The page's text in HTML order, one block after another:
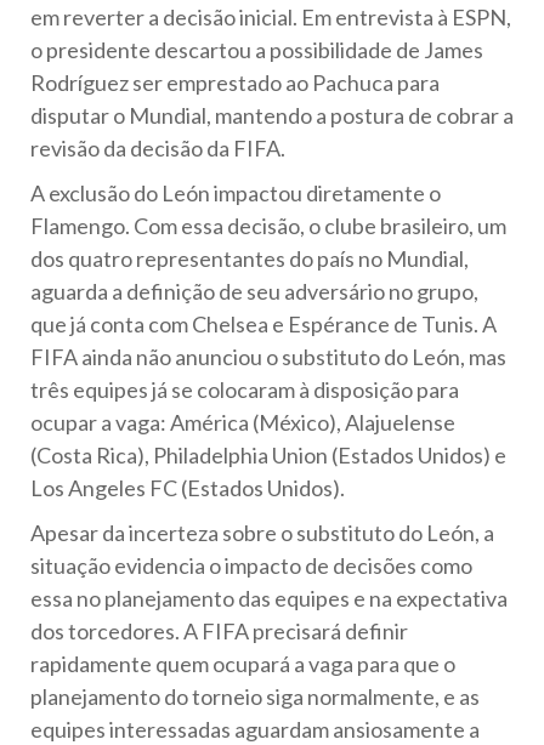
em reverter a decisão inicial. Em entrevista à ESPN,
o presidente descartou a possibilidade de James
Rodríguez ser emprestado ao Pachuca para
disputar o Mundial, mantendo a postura de cobrar a
revisão da decisão da FIFA.
A exclusão do León impactou diretamente o
Flamengo. Com essa decisão, o clube brasileiro, um
dos quatro representantes do país no Mundial,
aguarda a definição de seu adversário no grupo,
que já conta com Chelsea e Espérance de Tunis. A
FIFA ainda não anunciou o substituto do León, mas
três equipes já se colocaram à disposição para
ocupar a vaga: América (México), Alajuelense
(Costa Rica), Philadelphia Union (Estados Unidos) e
Los Angeles FC (Estados Unidos).
Apesar da incerteza sobre o substituto do León, a
situação evidencia o impacto de decisões como
essa no planejamento das equipes e na expectativa
dos torcedores. A FIFA precisará definir
rapidamente quem ocupará a vaga para que o
planejamento do torneio siga normalmente, e as
equipes interessadas aguardam ansiosamente a